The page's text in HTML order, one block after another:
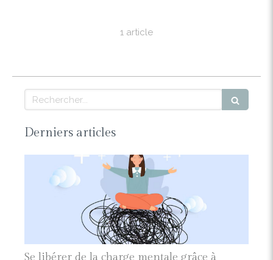
1 article
Rechercher
Derniers articles